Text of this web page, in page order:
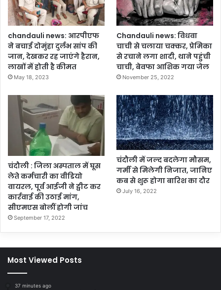
chandauli news: आरपीएफ
ने बचाई दोमुंहा दुर्लभ सांप की
जान, देखकर रह जाएंगे हैरान,
लाखों में होती है कीमत
May 18, 2023
Chandauli news: विधवा
चाची से चलाया चक्कर, प्रेमिका
से रचाने लगा शादी, थाने पहुंची
चाची, बेवफा आशिक गया जेल
November 25, 2022
चंदौली : जिला अस्पताल में घूस
लेते कर्मचारी का वीडियो
वायरल, पूर्व आईजी ने ट्वीट कर
कार्रवाई की उठाई मांग,
सीएमएस बोलीं होगी जांच
September 17, 2022
चंदौली में जल्द बदलेगा मौसम,
गर्मी से मिलेगी निजात, जानिए
कब से शुरू होगा बारिश का दौर
July 16, 2022
Most Viewed Posts
37 minutes ago